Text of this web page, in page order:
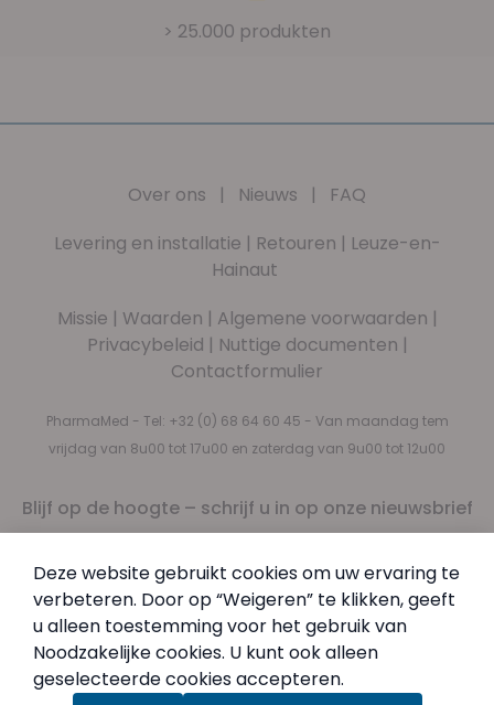
> 25.000 produkten
Over ons | Nieuws | FAQ
Levering en installatie | Retouren | Leuze-en-
Hainaut
Missie | Waarden | Algemene voorwaarden |
Privacybeleid | Nuttige documenten |
Contactformulier
PharmaMed - Tel: +32 (0) 68 64 60 45 - Van maandag tem
vrijdag van 8u00 tot 17u00 en zaterdag van 9u00 tot 12u00
Blijf op de hoogte – schrijf u in op onze nieuwsbrief
Door in te schrijven, aanvaardt u onsPrivacybeleid
Deze website gebruikt cookies om uw ervaring te
verbeteren. Door op “Weigeren” te klikken, geeft
u alleen toestemming voor het gebruik van
Noodzakelijke cookies. U kunt ook alleen
geselecteerde cookies accepteren.